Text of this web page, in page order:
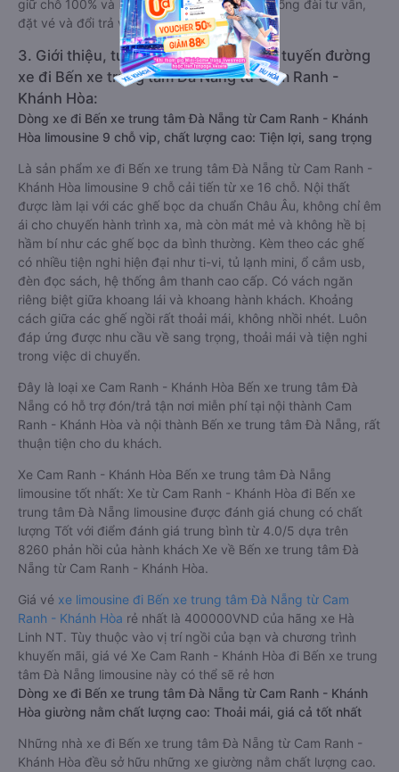
giữ chỗ 100% và hỗ trợ đổi trả vé miễn phí. Tổng đài tư vấn,
đặt vé và đổi trả vé miễn phí:1900 888684.
3. Giới thiệu, tư vấn các dòng xe chạy tuyến đường
xe đi Bến xe trung tâm Đà Nẵng từ Cam Ranh -
Khánh Hòa:
Dòng xe đi Bến xe trung tâm Đà Nẵng từ Cam Ranh - Khánh
Hòa limousine 9 chỗ vip, chất lượng cao: Tiện lợi, sang trọng
Là sản phẩm xe đi Bến xe trung tâm Đà Nẵng từ Cam Ranh -
Khánh Hòa limousine 9 chỗ cải tiến từ xe 16 chỗ. Nội thất
được làm lại với các ghế bọc da chuẩn Châu Âu, không chỉ êm
ái cho chuyến hành trình xa, mà còn mát mẻ và không hề bị
hầm bí như các ghế bọc da bình thường. Kèm theo các ghế
có nhiều tiện nghi hiện đại như ti-vi, tủ lạnh mini, ổ cắm usb,
đèn đọc sách, hệ thống âm thanh cao cấp. Có vách ngăn
riêng biệt giữa khoang lái và khoang hành khách. Khoảng
cách giữa các ghế ngồi rất thoải mái, không nhồi nhét. Luôn
đáp ứng được nhu cầu về sang trọng, thoải mái và tiện nghi
trong việc di chuyển.
Đây là loại xe Cam Ranh - Khánh Hòa Bến xe trung tâm Đà
Nẵng có hỗ trợ đón/trả tận nơi miễn phí tại nội thành Cam
Ranh - Khánh Hòa và nội thành Bến xe trung tâm Đà Nẵng, rất
thuận tiện cho du khách.
Xe Cam Ranh - Khánh Hòa Bến xe trung tâm Đà Nẵng
limousine tốt nhất: Xe từ Cam Ranh - Khánh Hòa đi Bến xe
trung tâm Đà Nẵng limousine được đánh giá chung có chất
lượng Tốt với điểm đánh giá trung bình từ 4.0/5 dựa trên
8260 phản hồi của hành khách Xe về Bến xe trung tâm Đà
Nẵng từ Cam Ranh - Khánh Hòa.
Giá vé xe limousine đi Bến xe trung tâm Đà Nẵng từ Cam
Ranh - Khánh Hòa rẻ nhất là 400000VND của hãng xe Hà
Linh NT. Tùy thuộc vào vị trí ngồi của bạn và chương trình
khuyến mãi, giá vé Xe Cam Ranh - Khánh Hòa đi Bến xe trung
tâm Đà Nẵng limousine này có thể sẽ rẻ hơn
Dòng xe đi Bến xe trung tâm Đà Nẵng từ Cam Ranh - Khánh
Hòa giường nằm chất lượng cao: Thoải mái, giá cả tốt nhất
Những nhà xe đi Bến xe trung tâm Đà Nẵng từ Cam Ranh -
Khánh Hòa đều sở hữu những xe giường nằm chất lượng cao.